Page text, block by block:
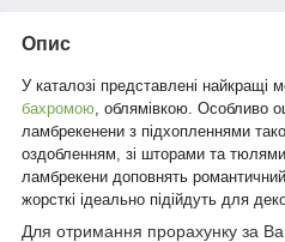
Опис
У каталозі представлені найкращі
бахромою , облямівкою. Особливо
ламбрекенени з підхопленнями
оздобленням, зі шторами та тюлями
ламбрекени доповнять
жорсткі ідеально підійдуть для
Для отримання прорахунку за